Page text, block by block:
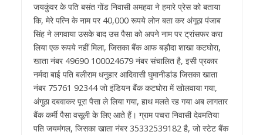
जयकुंवर के पति बसंत गोंड निवासी अमहवा ने हमारे प्रेस को बताया
कि, मेरे पत्नि के नाम पर 40,000 रूपये लोन बता कर अंगूठा पंजाब
सिंह ने लगवाया उसके बाद उस पैसा को अपने नाम पर ट्रांसफर करा
लिया एक रूपये नहीं मिला, जिसका बैंक आफ बड़ौदा शाखा कटघोरा,
खाता नंबर 49690 100024679 नंबर संचालित है, इसी प्रकार
नर्मदा बाई पति बलीराम धनुहार आदिवासी घुमानीडांड जिसका खाता
नंबर 75761 92344 जो इंडियन बैंक कटघोरा में खोलवाया गया,
अंगुठा दबवाकर पूरा पैसा ले लिया गया, हाथ मलते रह गया अब लागतार
बैंक कर्मी पैसा वसूली के लिए आते हैं। ग्राम पचरा निवासी देवमतिया
पति जयमंगल, जिसका खाता नंबर 35332539182 है, जो स्टेट बैंक